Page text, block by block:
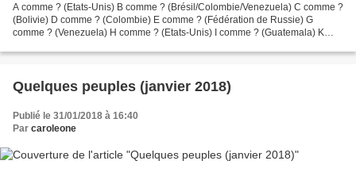
A comme ? (Etats-Unis) B comme ? (Brésil/Colombie/Venezuela) C comme ?
(Bolivie) D comme ? (Colombie) E comme ? (Fédération de Russie) G
comme ? (Venezuela) H comme ? (Etats-Unis) I comme ? (Guatemala) K
Quelques peuples (janvier 2018)
Publié le 31/01/2018 à 16:40
Par caroleone